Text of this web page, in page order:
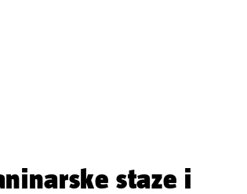
staze i